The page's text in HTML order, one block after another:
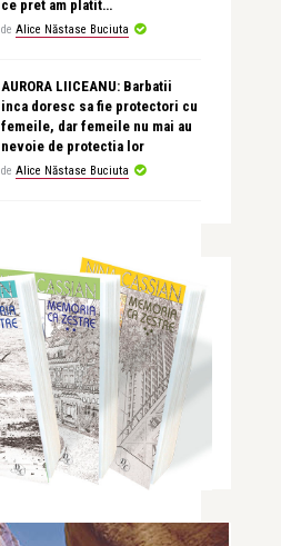
ce pret am platit…
de Alice Năstase Buciuta
AURORA LIICEANU: Barbatii
inca doresc sa fie protectori cu
femeile, dar femeile nu mai au
nevoie de protectia lor
de Alice Năstase Buciuta